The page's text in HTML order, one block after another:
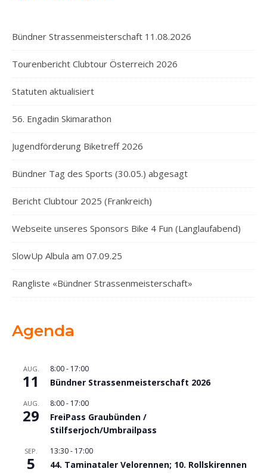
Bündner Strassenmeisterschaft 11.08.2026
Tourenbericht Clubtour Österreich 2026
Statuten aktualisiert
56. Engadin Skimarathon
Jugendförderung Biketreff 2026
Bündner Tag des Sports (30.05.) abgesagt
Bericht Clubtour 2025 (Frankreich)
Webseite unseres Sponsors Bike 4 Fun (Langlaufabend)
SlowUp Albula am 07.09.25
Rangliste «Bündner Strassenmeisterschaft»
Agenda
AUG.
11
8:00- 17:00
Bündner Strassenmeisterschaft 2026
AUG.
29
8:00- 17:00
FreiPass Graubünden /
Stilfserjoch/Umbrailpass
SEP.
5
13:30- 17:00
44. Taminataler Velorennen; 10. Rollskirennen